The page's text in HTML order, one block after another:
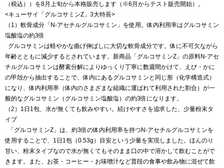
（税込））を8月上旬から本格販売します（※6月からテスト販売開始）。
<キューサイ「グルコサミンZ」3大特長>
（1）軟骨成分「N‐アセチルグルコサミン」を使用。体内利用率はグルコサミン
塩酸塩の約3倍
グルコサミンは軽やかな曲げ伸ばしに大切な軟骨成分です。体に不可欠ながら
年齢とともに減少するとされています。新商品「グルコサミンZ」の原料N‐アセ
チルグルコサミンは酵素分解によりゆっくり丁寧に数週間かけて、えび・かに
の甲殻から抽出することで、体内にあるグルコサミンと同じ形（化学構造式）
になり、体内利用率（体内のさまざまな組織に運ばれて利用された割合）が一
般的なグルコサミン（グルコサミン塩酸塩）の約3倍になります。
（2）1日1包、水が無くても飲みやすい。続けやすさを追求した、少量粉末タ
イプ
「グルコサミンZ」は、約3倍の体内利用率を持つN-アセチルグルコサミンを
使用することで、1日1包（0.53g）目安という少量を実現しました。ほんのり
甘い、粉末タイプなので水が無くてもそのまま口の中で溶かして飲むことがで
きます。また、お茶・コーヒー・お味噌汁など普段の食事や飲み物に混ぜて飲